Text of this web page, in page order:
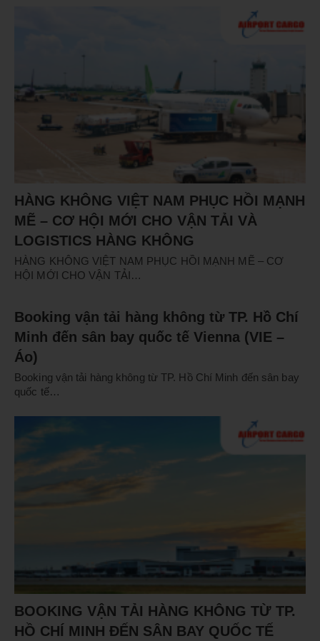
HÀNG KHÔNG VIỆT NAM PHỤC HỒI MẠNH
MẼ – CƠ HỘI MỚI CHO VẬN TẢI VÀ
LOGISTICS HÀNG KHÔNG
HÀNG KHÔNG VIỆT NAM PHỤC HỒI MẠNH MẼ – CƠ
HỘI MỚI CHO VẬN TẢI…
Booking vận tải hàng không từ TP. Hồ Chí
Minh đến sân bay quốc tế Vienna (VIE –
Áo)
Booking vận tải hàng không từ TP. Hồ Chí Minh đến sân bay
quốc tế…
BOOKING VẬN TẢI HÀNG KHÔNG TỪ TP.
HỒ CHÍ MINH ĐẾN SÂN BAY QUỐC TẾ